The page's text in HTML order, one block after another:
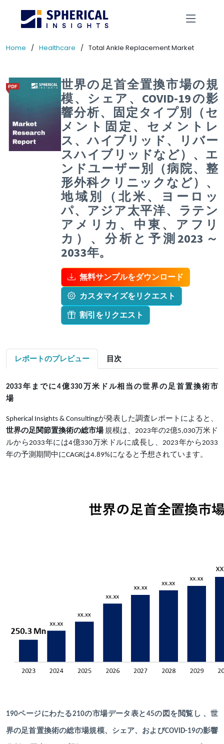
Home Healthcare Total Ankle Replacement Market
世界の足首全置換市場の規
模、シェア、COVID-19の影
響分析、固定タイプ別（セ
メント固定、セメントレ
ス、ハイブリッド、リバー
スハイブリッドなど）、エ
ンドユーザー別（病院、整
形外科クリニックなど）、
地域別（北米、ヨーロッ
パ、アジア太平洋、ラテン
アメリカ、中東、アフリ
カ）、分析と予測2023～
2033年。
無料サンプルをダウンロード
カスタマイズをリクエスト
割引をリクエスト
レポートのプレビュー 目次
2033年までに4億330万米ドル相当の世界の足首置換術市
場
Spherical Insights & Consultingが発表した調査レポートによると、
世界の足関節置換術の総市場 規模は、2023年の2億5,030万米ド
ルから2033年には4億330万米ドルに成長し、2023年から2033
年の予測期間中にCAGRは4.89%になると予想されています。
190ページにわたる210の市場データ表と45の図を閲覧し 、世
界の足首置換術の総市場規模、シェア、およびCOVID-19の影響